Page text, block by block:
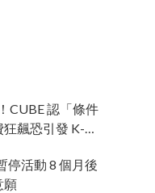
CUBE 認「條件
飆恐引發 K-
停活動 8 個月後
願